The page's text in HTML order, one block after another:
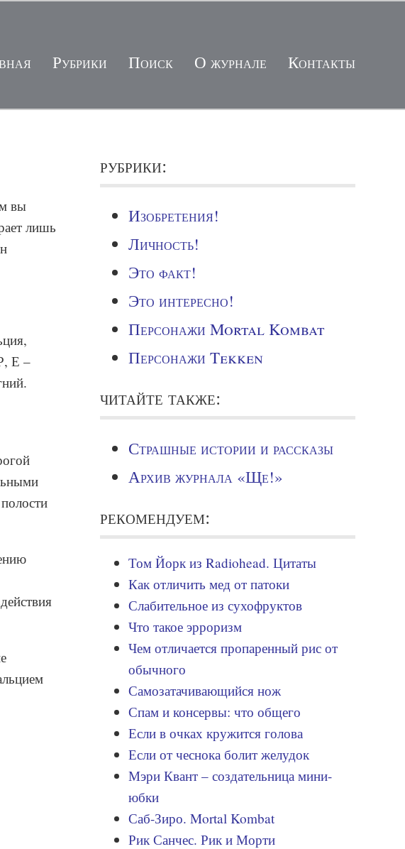
Рубрики Поиск О журнале Контакты
вы
лишь
Е –
рубрики:
Изобретения!
Личность!
Это факт!
Это интересно!
Персонажи Mortal Kombat
Персонажи Tekken
читайте также:
Страшные истории и рассказы
Архив журнала «Ще!»
рекомендуем:
Том Йорк из Radiohead. Цитаты
Как отличить мед от патоки
Слабительное из сухофруктов
Что такое эрроризм
Чем отличается пропаренный рис от
обычного
Самозатачивающийся нож
Спам и консервы: что общего
Если в очках кружится голова
Если от чеснока болит желудок
Мэри Квант – создательница мини-
юбки
Саб-Зиро. Mortal Kombat
Рик Санчес. Рик и Морти